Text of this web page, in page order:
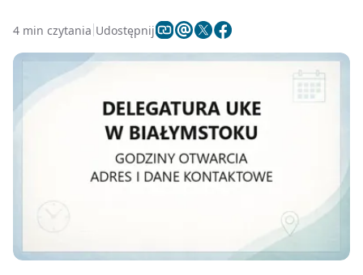
4 min czytania Udostępnij